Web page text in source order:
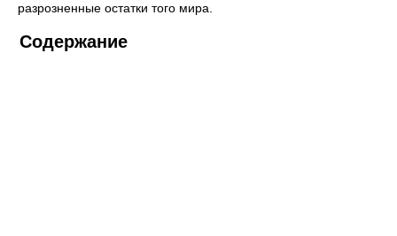
разрозненные остатки того мира.
Содержание